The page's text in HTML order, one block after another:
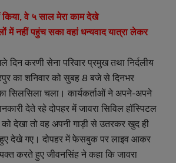
किया, वे ५ साल मेरा काम देखे
में नहीं पहुंच सका वहां धन्यवाद यात्रा लेकर
दिन करणी सेना परिवार प्रमुख तथा निर्दलीय
का शनिवार को सुबह 8 बजे से दिनभर
सिलसिला चला। कार्यकर्ताओं ने अपने-अपने
देते रहे दोपहर में जावरा सिविल हॉस्पिटल
देखा तो वह अपनी गाड़ी से उतरकर खुद ही
देखे गए। दोपहर में फेसबुक पर लाइव आकर
करते हुए जीवनसिंह ने कहा कि जावरा